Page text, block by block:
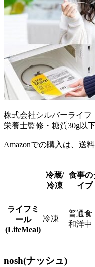
株式会社シルバーライフ
栄養士監修・糖質30g以
Amazonでの購入は、送
冷蔵/
冷凍
食事の
イプ
ライフミ
ール
(LifeMeal)
冷凍
普通食
和洋中
nosh(ナッシュ)